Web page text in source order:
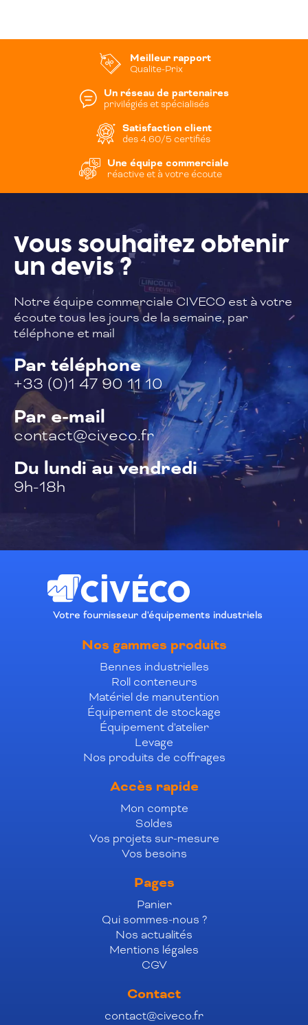
Meilleur rapport
Qualite-Prix
Un réseau de partenaires
privilégiés et spécialisés
Satisfaction client
des 4.60/5 certifiés
Une équipe commerciale
réactive et à votre écoute
Vous souhaitez obtenir
un devis ?
Notre équipe commerciale CIVECO est àvotre
écoute tous les jours de la semaine, par
téléphone et mail
Par téléphone
+33 (0)1 47 90 11 10
Par e-mail
contact@civeco.fr
Du lundi au vendredi
9h-18h
Votre fournisseur d'équipements industriels
Nos gammes produits
Bennes industrielles
Roll conteneurs
Matériel de manutention
Équipement de stockage
Équipement d'atelier
Levage
Nos produits de coffrages
Accès rapide
Mon compte
Soldes
Vos projets sur-mesure
Vos besoins
Pages
Panier
Qui sommes-nous ?
Nos actualités
Mentions légales
CGV
Contact
contact@civeco.fr